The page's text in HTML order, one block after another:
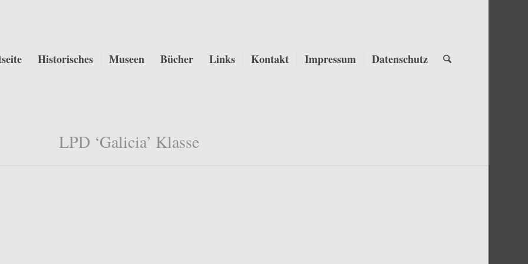
Historisches Museen Bücher Links Kontakt Impressum Datenschutz
LPD ‘Galicia’ Klasse